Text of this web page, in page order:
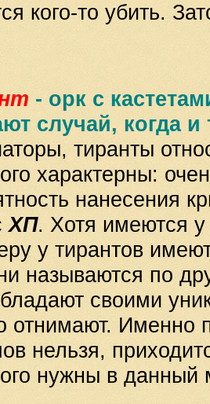
кого-то убить.
- орк с
случай, когда
тиранты
характерны:
нанесения
ХП. Хотя имеются
у тирантов
называются по
своими
отнимают. Именно
нельзя,
нужны в данный